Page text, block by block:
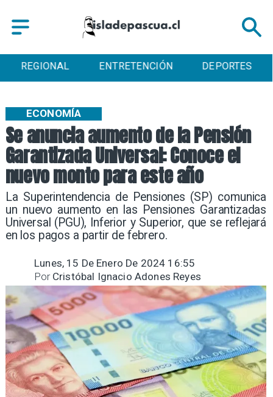
REGIONAL ENTRETENCIÓN DEPORTES
Se anuncia aumento de la Pensión
Garantizada Universal: Conoce el
nuevo monto para este año
La Superintendencia de Pensiones (SP) comunica
un nuevo aumento en las Pensiones Garantizadas
Universal (PGU), Inferior y Superior, que se reflejará
en los pagos a partir de febrero.
ECONOMÍA
Lunes, 15 De Enero De 2024 16:55
Cristóbal Ignacio Adones Reyes
Por